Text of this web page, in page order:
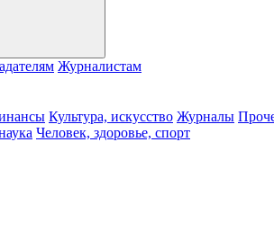
Журналистам
Культура, искусство Журналы
Человек, здоровье, спорт